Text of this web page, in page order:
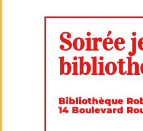
Soirée
Bibliothèque
14 Boulevard